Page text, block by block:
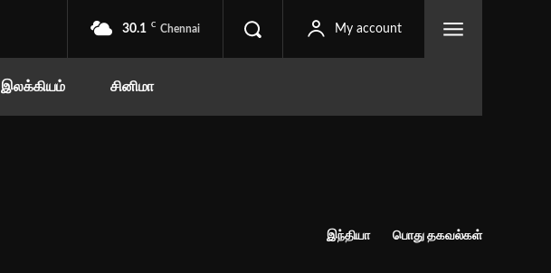
30.1 C Chennai My account
இலக்கியம் சினிமா
இந்தியா பொது தகவல்கள்